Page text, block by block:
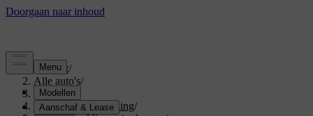
Support/
Alle auto's/
S60 2024
Gebruikershandleiding/